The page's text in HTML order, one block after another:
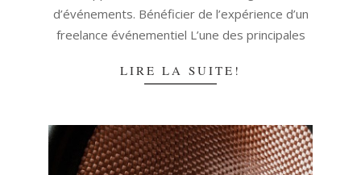
d’événements. Bénéficier de l’expérience d’un
freelance événementiel L’une des principales
LIRE LA SUITE!